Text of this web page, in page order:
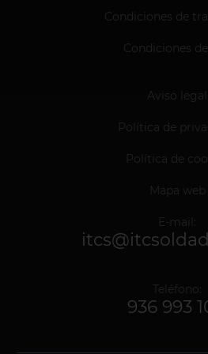
Condiciones de
Condiciones
Aviso legal
Política de
Política de
Mapa web
E-mail:
Teléfono:
936 993